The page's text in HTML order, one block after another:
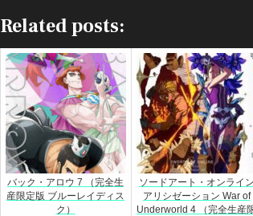
Related posts:
バック・アロウ 7 （完全生
産限定版 ブルーレイディス
ク）
ソードアート・オンライン
アリシゼーション War of
Underworld 4 （完全生産